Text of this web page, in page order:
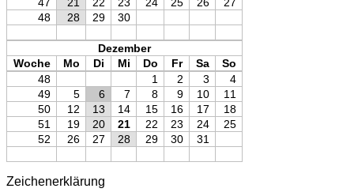
47
21 22 23 24 25 26
27
48
28 29 30
Dezember
Woche
Mo Di Mi Do Fr Sa
So
48
1 2 3
4
49
5 6 7 8 9 10
11
50
12 13 14 15 16 17
18
51
19 20 21 22 23 24
25
52
26 27 28 29 30 31
Zeichenerklärung